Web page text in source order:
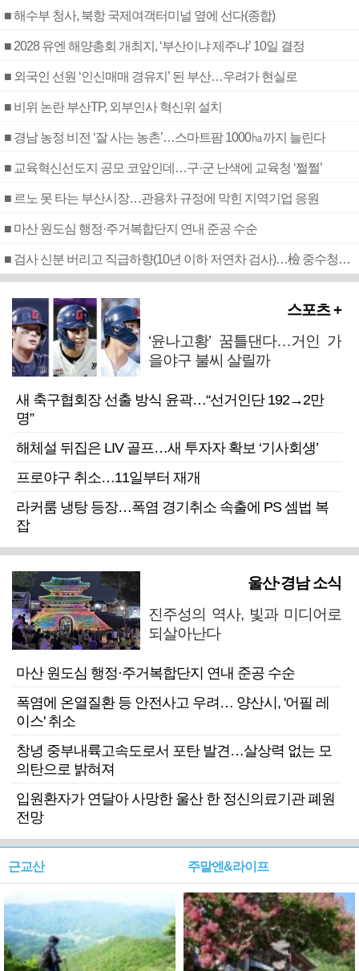
■ 해수부 청사, 북항 국제여객터미널 옆에 선다(종합)
■ 2028 유엔 해양총회 개최지, ‘부산이냐 제주냐’ 10일 결정
■ 외국인 선원 ‘인신매매 경유지’ 된 부산…우려가 현실로
■ 비위 논란 부산TP, 외부인사 혁신위 설치
■ 경남 농정 비전 ‘잘 사는 농촌’…스마트팜 1000㏊까지 늘린다
■ 교육혁신선도지 공모 코앞인데…구·군 난색에 교육청 ‘쩔쩔’
■ 르노 못 타는 부산시장…관용차 규정에 막힌 지역기업 응원
■ 마산 원도심 행정·주거복합단지 연내 준공 수순
■ 검사 신분 버리고 직급하향(10년 이하 저연차 검사)…檢 중수청행 기피
스포츠 +
‘윤나고황’ 꿈틀댄다…거인 가
을야구 불씨 살릴까
새 축구협회장 선출 방식 윤곽…“선거인단 192→2만
명”
해체설 뒤집은 LIV 골프…새 투자자 확보 ‘기사회생’
프로야구 취소…11일부터 재개
라커룸 냉탕 등장…폭염 경기취소 속출에 PS 셈법 복
잡
울산·경남 소식
진주성의 역사, 빛과 미디어로
되살아난다
마산 원도심 행정·주거복합단지 연내 준공 수순
폭염에 온열질환 등 안전사고 우려… 양산시, '어필 레
이스' 취소
창녕 중부내륙고속도로서 포탄 발견…살상력 없는 모
의탄으로 밝혀져
입원환자가 연달아 사망한 울산 한 정신의료기관 폐원
전망
근교산 주말엔&라이프